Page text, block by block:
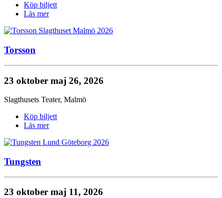
Köp biljett
Läs mer
Torsson
23 oktober maj 26, 2026
Slagthusets Teater, Malmö
Köp biljett
Läs mer
Tungsten
23 oktober maj 11, 2026